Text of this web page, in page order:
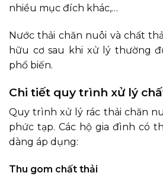
nhiều mục đích khác,…
Nước thải chăn nuôi và chất
hữu cơ sau khi xử lý thường
phổ biến.
Chi tiết quy trình xử lý
Quy trình xử lý rác thải chăn
phức tạp. Các hộ gia đình có
dàng áp dụng:
Thu gom chất thải